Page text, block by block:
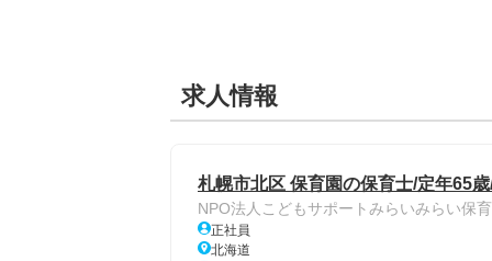
求人情報
札幌市北区 保育園の保育士/定年65
NPO法人こどもサポートみらいみらい保
正社員
北海道